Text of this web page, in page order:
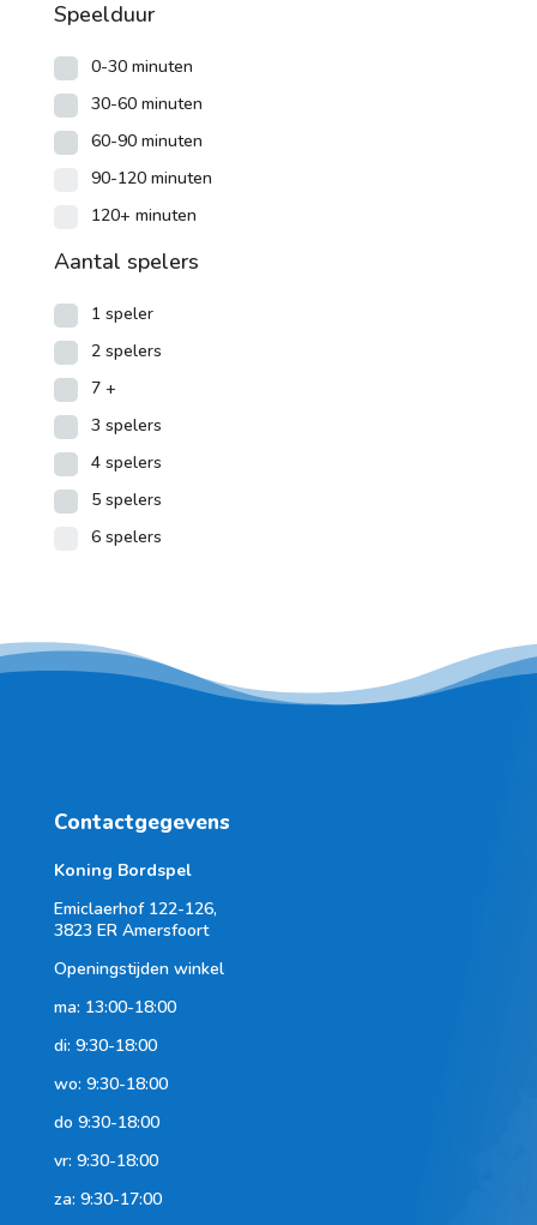
Speelduur
0-30 minuten
30-60 minuten
60-90 minuten
90-120 minuten
120+ minuten
Aantal spelers
1 speler
2 spelers
7 +
3 spelers
4 spelers
5 spelers
6 spelers
Contactgegevens
Koning Bordspel
Emiclaerhof 122-126,
3823 ER Amersfoort
Openingstijden winkel
ma: 13:00-18:00
di: 9:30-18:00
wo: 9:30-18:00
do 9:30-18:00
vr: 9:30-18:00
za: 9:30-17:00